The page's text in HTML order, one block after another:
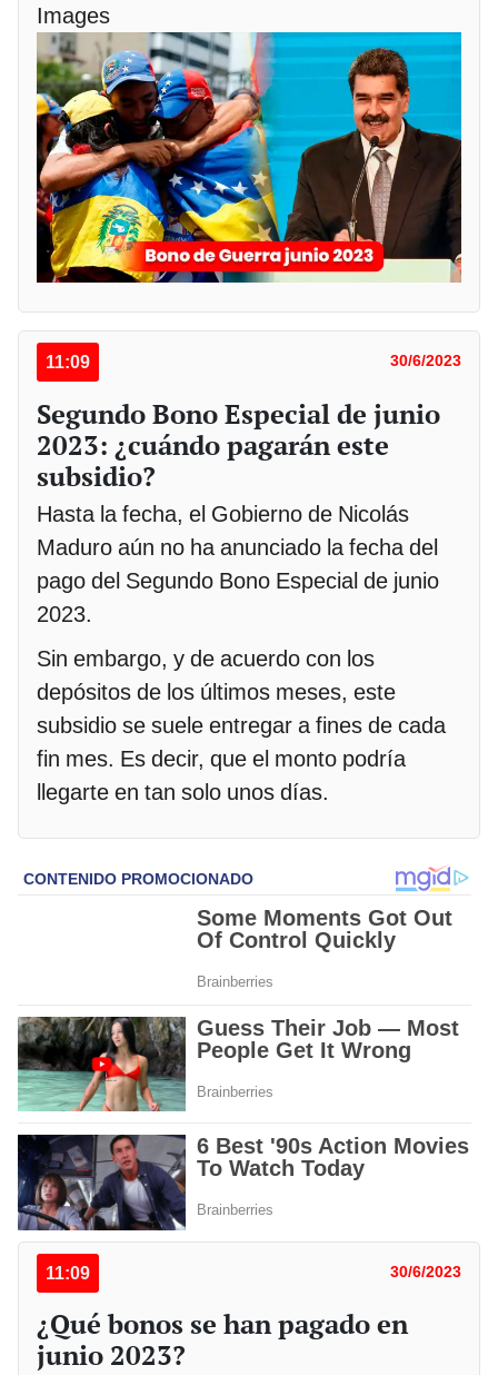
Images
11:09 30/6/2023
Segundo Bono Especial de junio
2023: ¿cuándo pagarán este
subsidio?
Hasta la fecha, el Gobierno de Nicolás
Maduro aún no ha anunciado la fecha del
pago del Segundo Bono Especial de junio
2023.
Sin embargo, y de acuerdo con los
depósitos de los últimos meses, este
subsidio se suele entregar a fines de cada
fin mes. Es decir, que el monto podría
llegarte en tan solo unos días.
11:09 30/6/2023
¿Qué bonos se han pagado en
junio 2023?